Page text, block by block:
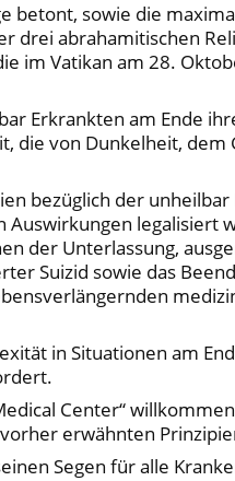
sowie die
abrahamitischen
im Vatikan am 28.
Erkrankten am Ende
von Dunkelheit,
bezüglich der unheilbar
legalisiert
der Unterlassung,
Suizid sowie das
in Situationen am
Center“
erwähnten
Segen für alle